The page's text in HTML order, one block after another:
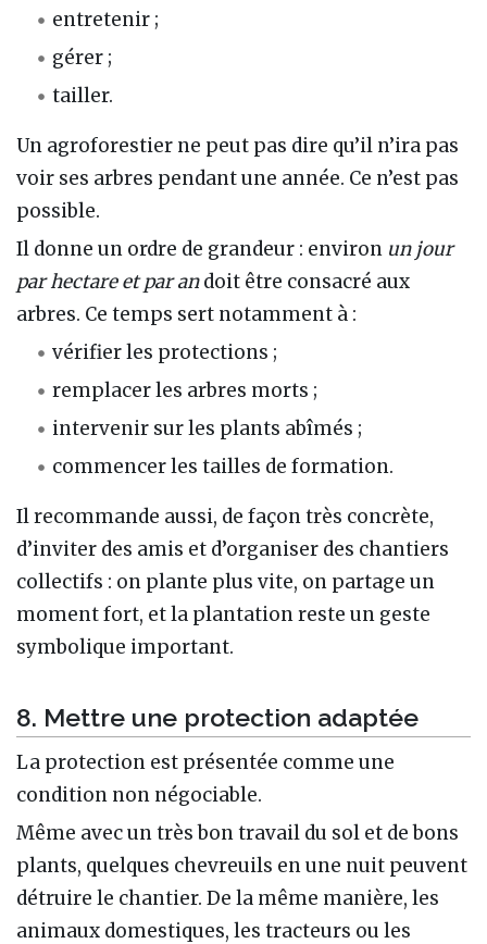
entretenir ;
gérer ;
tailler.
Un agroforestier ne peut pas dire qu’il n’ira pas
voir ses arbres pendant une année. Ce n’est pas
possible.
Il donne un ordre de grandeur : environ un jour
par hectare et par andoit être consacré aux
arbres. Ce temps sert notamment à :
vérifier les protections ;
remplacer les arbres morts ;
intervenir sur les plants abîmés ;
commencer les tailles de formation.
Il recommande aussi, de façon très concrète,
d’inviter des amis et d’organiser des chantiers
collectifs : on plante plus vite, on partage un
moment fort, et la plantation reste un geste
symbolique important.
8. Mettre une protection adaptée
La protection est présentée comme une
condition non négociable.
Même avec un très bon travail du sol et de bons
plants, quelques chevreuils en une nuit peuvent
détruire le chantier. De la même manière, les
animaux domestiques, les tracteurs ou les